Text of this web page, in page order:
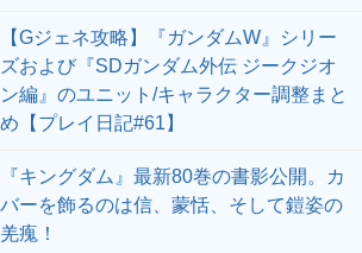
【Gジェネ攻略】『ガンダムW』シリー
ズおよび『SDガンダム外伝 ジークジオ
ン編』のユニット/キャラクター調整まと
め【プレイ日記#61】
『キングダム』最新80巻の書影公開。カ
バーを飾るのは信、蒙恬、そして鎧姿の
羌瘣！